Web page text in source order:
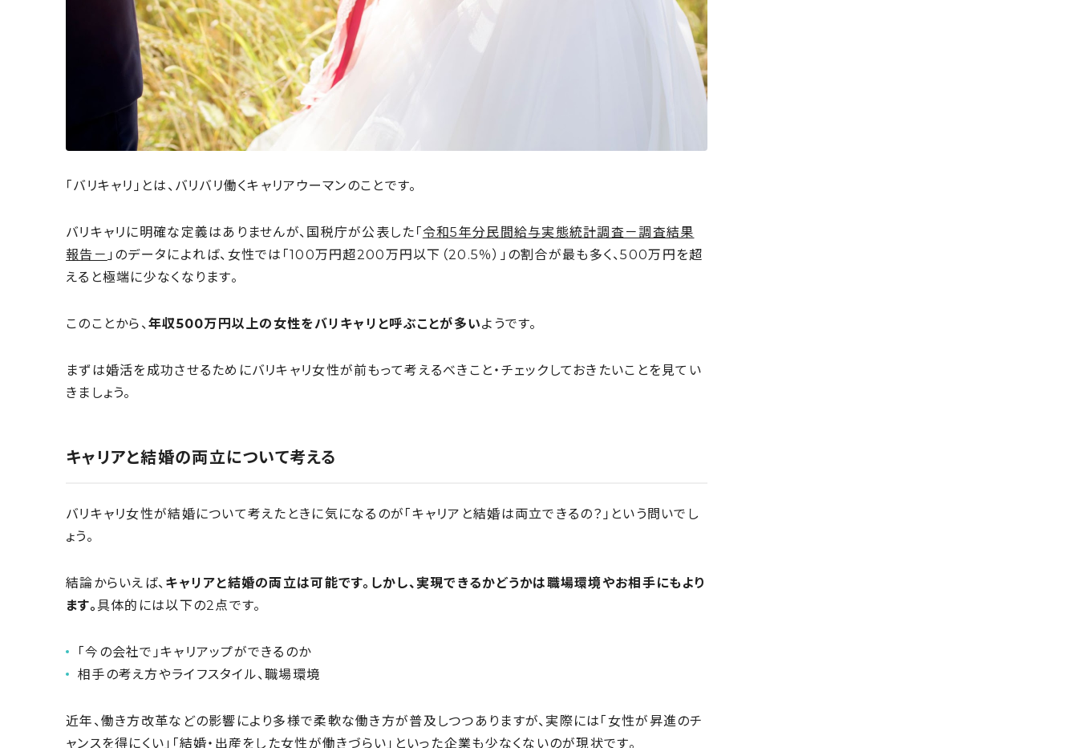
「バリキャリ」とは、バリバリ働くキャリアウーマンのことです。
バリキャリに明確な定義はありませんが、国税庁が公表した「 令和5年分民間給与実態統計調査－調査結果
報告－ 」のデータによれば、女性では「100万円超200万円以下（20.5％）」の割合が最も多く、500万円を超
えると極端に少なくなります。
このことから、年収500万円以上の女性をバリキャリと呼ぶことが多いようです。
まずは婚活を成功させるためにバリキャリ女性が前もって考えるべきこと・チェックしておきたいことを見てい
きましょう。
キャリアと結婚の両立について考える
バリキャリ女性が結婚について考えたときに気になるのが「キャリアと結婚は両立できるの？」という問いでし
ょう。
結論からいえば、 キャリアと結婚の両立は可能です。しかし、実現できるかどうかは職場環境やお相手にもより
ます。 具体的には以下の2点です。
「今の会社で」キャリアップができるのか
相手の考え方やライフスタイル、職場環境
近年、働き方改革などの影響により多様で柔軟な働き方が普及しつつありますが、実際には「女性が昇進のチ
ャンスを得にくい」「結婚・出産をした女性が働きづらい」といった企業も少なくないのが現状です。